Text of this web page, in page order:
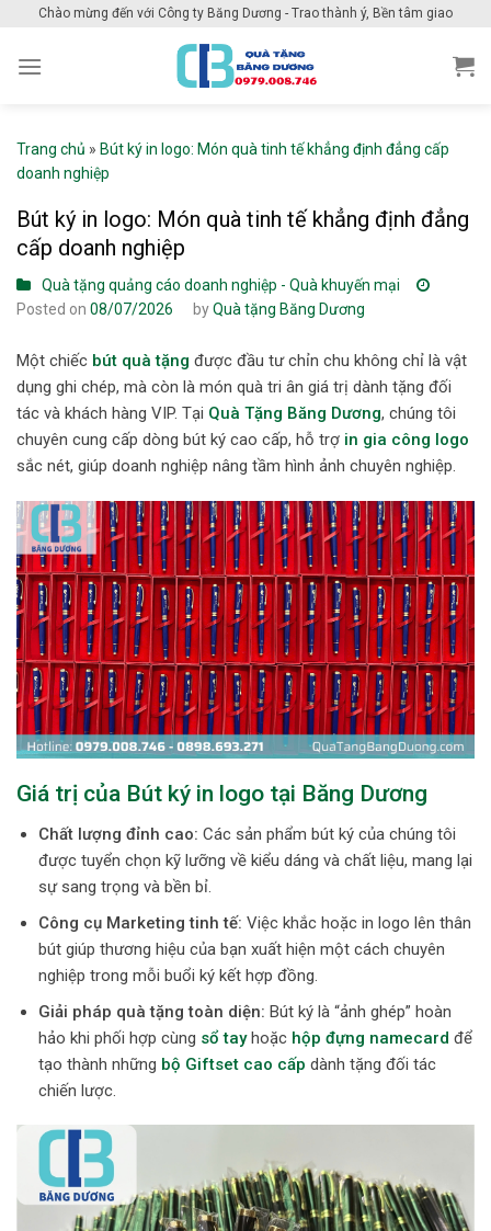
content
Chào mừng đến với Công ty Băng Dương - Trao thành ý, Bền tâm giao
Trang chủ » Bút ký in logo: Món quà tinh tế khẳng định đẳng cấp
doanh nghiệp
Bút ký in logo: Món quà tinh tế khẳng định đẳng
cấp doanh nghiệp
Quà tặng quảng cáo doanh nghiệp - Quà khuyến mại
Posted on 08/07/2026 byQuà tặng Băng Dương
Một chiếc bút quà tặng được đầu tư chỉn chu không chỉ là vật
dụng ghi chép, mà còn là món quà tri ân giá trị dành tặng đối
tác và khách hàng VIP. Tại Quà Tặng Băng Dương, chúng tôi
chuyên cung cấp dòng bút ký cao cấp, hỗ trợ in gia công logo
sắc nét, giúp doanh nghiệp nâng tầm hình ảnh chuyên nghiệp.
Giá trị của Bút ký in logo tại Băng Dương
Chất lượng đỉnh cao: Các sản phẩm bút ký của chúng tôi
được tuyển chọn kỹ lưỡng về kiểu dáng và chất liệu, mang lại
sự sang trọng và bền bỉ.
Công cụ Marketing tinh tế: Việc khắc hoặc in logo lên thân
bút giúp thương hiệu của bạn xuất hiện một cách chuyên
nghiệp trong mỗi buổi ký kết hợp đồng.
Giải pháp quà tặng toàn diện: Bút ký là “ảnh ghép” hoàn
hảo khi phối hợp cùng sổ tayhoặc hộp đựng namecard để
tạo thành những bộ Giftset cao cấp dành tặng đối tác
chiến lược.